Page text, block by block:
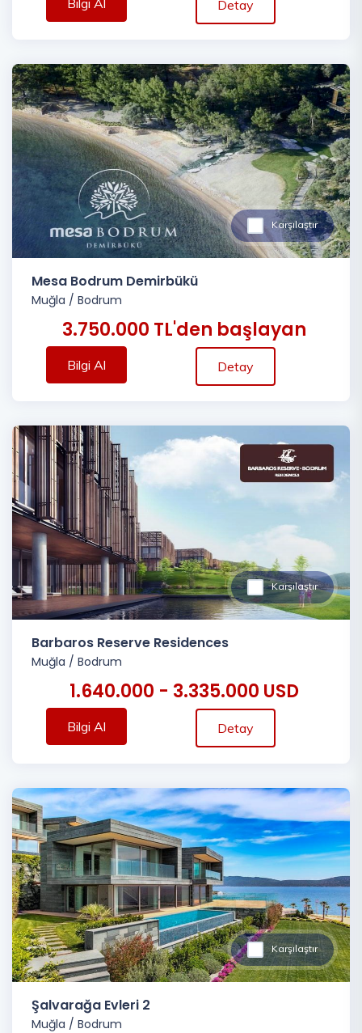
Detay
Karşılaştır
Mesa Bodrum Demirbükü
Muğla / Bodrum
3.750.000 TL'den başlayan
Bilgi Al Detay
Karşılaştır
Barbaros Reserve Residences
Muğla / Bodrum
1.640.000 - 3.335.000 USD
Bilgi Al Detay
Karşılaştır
Şalvarağa Evleri 2
Muğla / Bodrum